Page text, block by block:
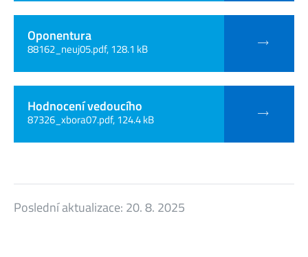
Oponentura
88162_neuj05.pdf, 128.1 kB
Hodnocení vedoucího
87326_xbora07.pdf, 124.4 kB
Poslední aktualizace: 20. 8. 2025